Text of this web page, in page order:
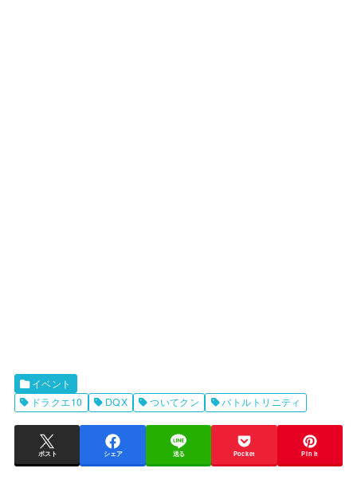
イベント
ドラクエ10
DQX ついてクン バトルトリニティ
ポスト シェア 送る Pocket Pin it